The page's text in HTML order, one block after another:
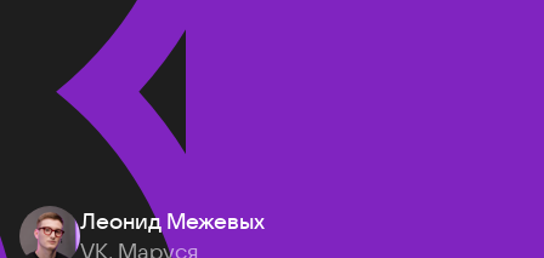
Леонид Межевых
VK, Маруся